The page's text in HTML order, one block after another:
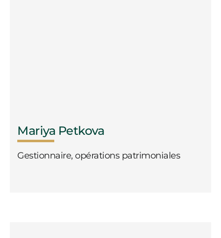
Mariya Petkova
Gestionnaire, opérations patrimoniales